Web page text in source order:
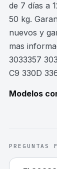
de 7 días a
50 kg.
nuevos y
mas
3033357
C9 330D
Modelos
PREGUNTAS